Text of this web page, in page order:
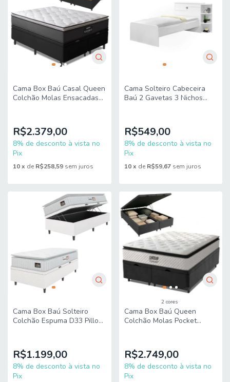
Cama Box Baú Casal Queen
Colchão Molas Ensacadas
Gazin
R$2.379,00
8% de desconto à vista no
Pix
10x de R$258,59 sem juros
Cama Solteiro Cabeceira
Baú 2 Gavetas 3 Nichos
R$549,00
8% de desconto à vista no
Pix
10 x de R$59,67 sem juros
Cama Box Baú Solteiro
Colchão Espuma D33 Pillow
R$1.199,00
8% de desconto à vista no
Pix
2 cores
Cama Box Baú Queen
Colchão Molas Pocket
R$2.749,00
8% de desconto à vista no
Pix